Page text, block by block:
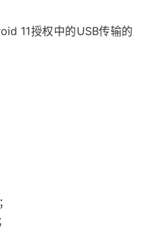
11授权中的USB传输的